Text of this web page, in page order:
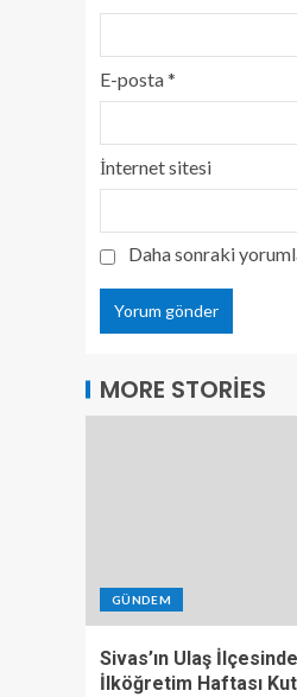
E-posta*
İnternet sitesi
Daha sonraki
MORE STORIES
GÜNDEM
Sivas’ın Ulaş İlçesinde
İlköğretim Haftası